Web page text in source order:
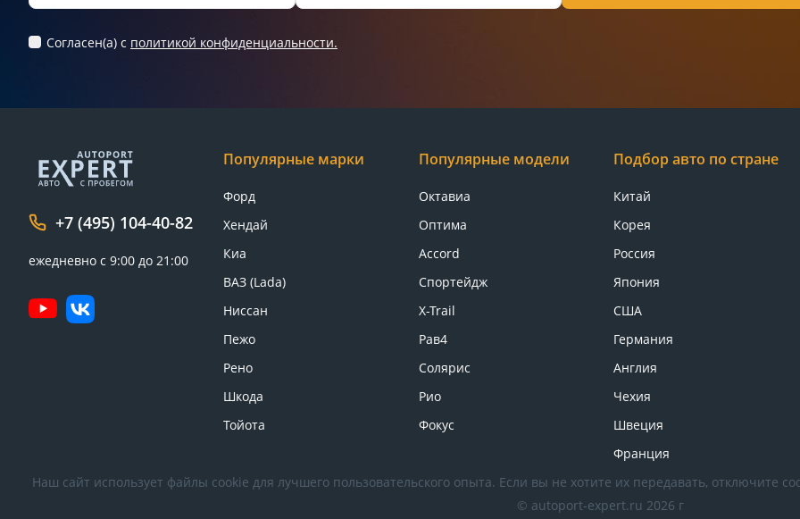
Согласен(а) c политикой конфиденциальности.
+7 (495) 104-40-82
ежедневно с 9:00 до 21:00
Популярные марки
Форд
Хендай
Киа
ВАЗ (Lada)
Ниссан
Пежо
Рено
Шкода
Тойота
Популярные модели
Октавиа
Оптима
Accord
Спортейдж
X-Trail
Рав4
Солярис
Рио
Фокус
Подбор авто по стране
Китай
Корея
Россия
Япония
США
Германия
Англия
Чехия
Швеция
Франция
Наш сайт использует файлы cookie для лучшего пользовательского опыта. Если вы не хотите их передавать, отключите
© autoport-expert.ru 2026 г